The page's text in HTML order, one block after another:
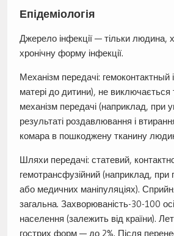
Епідеміологія
Джерело інфекції — тільки людина,
хронічну форму інфекції.
Механізм передачі: гемоконтактный
матері до дитини), не виключається
механізм передачі (наприклад, при
результаті роздавлювання і
комара в пошкоджену тканину
Шляхи передачі: статевий,
гемотрансфузійний (наприклад, при
або медичних маніпуляціях).
загальна. Захворюваність-30-100
населення (залежить від країни).
гострих форм — до 2%. Після